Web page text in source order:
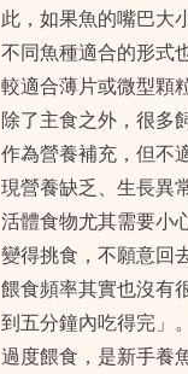
此，如果魚的嘴巴大
不同魚種適合的形式
較適合薄片或微型顆
除了主食之外，很多
作為營養補充，但不
現營養缺乏、生長異
活體食物尤其需要小
變得挑食，不願意回
餵食頻率其實也沒有
到五分鐘內吃得完」
過度餵食，是新手養